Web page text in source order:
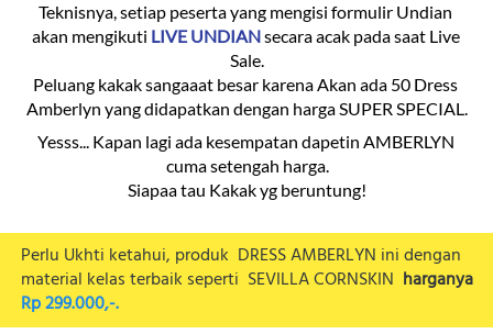
Teknisnya, setiap peserta yang mengisi formulir Undian
akan mengikuti LIVE UNDIAN secara acak pada saat Live
Sale.
Peluang kakak sangaaat besar karena Akan ada 50 Dress
Amberlyn yang didapatkan dengan harga SUPER SPECIAL.
Yesss... Kapan lagi ada kesempatan dapetin AMBERLYN
cuma setengah harga.
Siapaa tau Kakak yg beruntung!
Perlu Ukhti ketahui, produk  DRESS AMBERLYN ini dengan
material kelas terbaik seperti SEVILLA CORNSKIN
Rp 299.000,-.